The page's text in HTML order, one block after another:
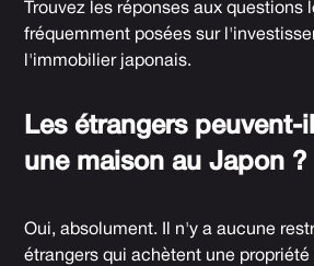
Trouvez les réponses aux questions
fréquemment posées sur
l'immobilier japonais.
Les étrangers peuvent-
une maison au Japon ?
Oui, absolument. Il n'y a aucune
étrangers qui achètent une propriété